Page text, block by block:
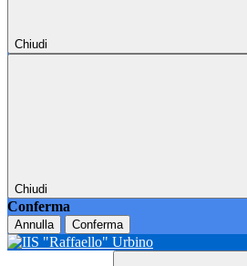
Chiudi
Chiudi
Conferma
Annulla Conferma